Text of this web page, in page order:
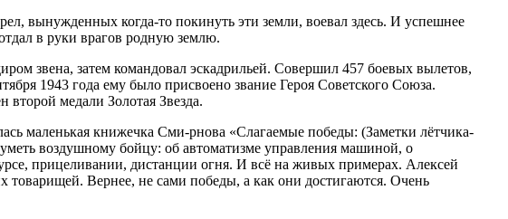
вынужденных когда-то покинуть эти земли, воевал здесь. И успешнее
в руки врагов родную землю.
звена, затем командовал эскадрильей. Совершил 457 боевых вылетов,
1943 года ему было присвоено звание Героя Советского Союза.
второй медали Золотая Звезда.
маленькая книжечка Сми-рнова «Слагаемые победы: (Заметки лётчика-
воздушному бойцу: об автоматизме управления машиной, о
прицеливании, дистанции огня. И всё на живых примерах. Алексей
товарищей. Вернее, не сами победы, а как они достигаются. Очень